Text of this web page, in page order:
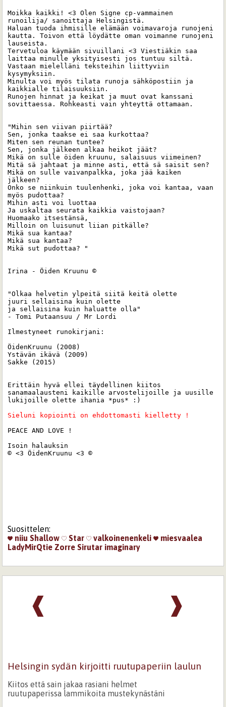
Moikka kaikki! <3 Olen Signe cp-vammainen
runoilija/ sanoittaja Helsingistä.
Haluan tuoda ihmisille elämään voimavaroja runojeni
kautta. Toivon että löydätte oman voimanne runojeni
lauseista.
Tervetuloa käymään sivuillani <3 Viestiäkin saa
laittaa minulle yksityisesti jos tuntuu siltä.
Vastaan mielelläni teksteihin liittyviin
kysymyksiin.
Minulta voi myös tilata runoja sähköpostiin ja
kaikkialle tilaisuuksiin.
Runojen hinnat ja keikat ja muut ovat kanssani
sovittaessa. Rohkeasti vain yhteyttä ottamaan.
"Mihin sen viivan piirtää?
Sen, jonka taakse ei saa kurkottaa?
Miten sen reunan tuntee?
Sen, jonka jälkeen alkaa heikot jäät?
Mikä on sulle öiden kruunu, salaisuus viimeinen?
Mitä sä jahtaat ja minne asti, että sä saisit sen?
Mikä on sulle vaivanpalkka, joka jää kaiken
jälkeen?
Onko se niinkuin tuulenhenki, joka voi kantaa, vaan
myös pudottaa?
Mihin asti voi luottaa
Ja uskaltaa seurata kaikkia vaistojaan?
Huomaako itsestänsä,
Milloin on luisunut liian pitkälle?
Mikä sua kantaa?
Mikä sua kantaa?
Mikä sut pudottaa? "
Irina - Öiden Kruunu ©
"Olkaa helvetin ylpeitä siitä keitä olette
juuri sellaisina kuin olette
ja sellaisina kuin haluatte olla"
- Tomi Putaansuu / Mr Lordi
Ilmestyneet runokirjani:
ÖidenKruunu (2008)
Ystävän ikävä (2009)
Sakke (2015)
Erittäin hyvä ellei täydellinen kiitos
sanamaalausteni kaikille arvostelijoille ja uusille
lukijoille olette ihania *pus* :)
Sieluni kopiointi on ehdottomasti kielletty !
PEACE AND LOVE !
Isoin halauksin
© <3 ÖidenKruunu <3 ©
Suosittelen:
niiu Shallow Star valkoinenenkeli
miesvaalea
LadyMirQtie Zorre Sirutar imaginary
❱
❰
Helsingin sydän kirjoitti ruutupaperiin laulun
Kiitos että sain jakaa rasiani helmet
ruutupaperissa lammikoita mustekynästäni